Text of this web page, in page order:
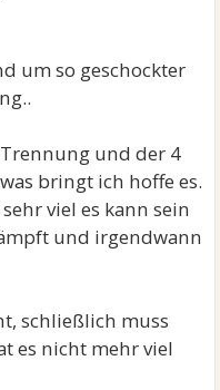
um so geschockter
und der 4
bringt ich hoffe es.
viel es kann sein
und irgendwann
schließlich muss
es nicht mehr viel